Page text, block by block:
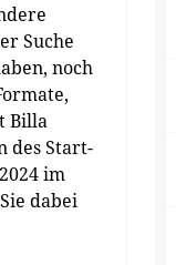
Suche
noch
Billa
des Start-
im
dabei